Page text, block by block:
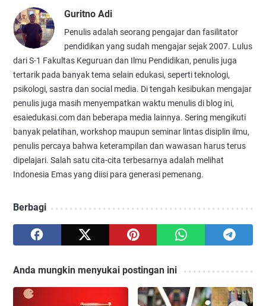
Guritno Adi
Penulis adalah seorang pengajar dan fasilitator
pendidikan yang sudah mengajar sejak 2007. Lulus
dari S-1 Fakultas Keguruan dan Ilmu Pendidikan, penulis juga
tertarik pada banyak tema selain edukasi, seperti teknologi,
psikologi, sastra dan social media. Di tengah kesibukan mengajar
penulis juga masih menyempatkan waktu menulis di blog ini,
esaiedukasi.com dan beberapa media lainnya. Sering mengikuti
banyak pelatihan, workshop maupun seminar lintas disiplin ilmu,
penulis percaya bahwa keterampilan dan wawasan harus terus
dipelajari. Salah satu cita-cita terbesarnya adalah melihat
Indonesia Emas yang diisi para generasi pemenang.
Berbagi
Anda mungkin menyukai postingan ini